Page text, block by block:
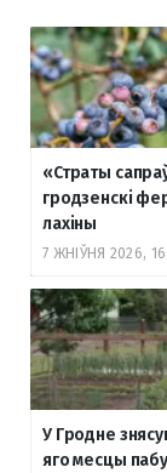
«Страты
гродзенскі
лахіны
7 ЖНІЎНЯ 2026,
У Гродне
яго месцы